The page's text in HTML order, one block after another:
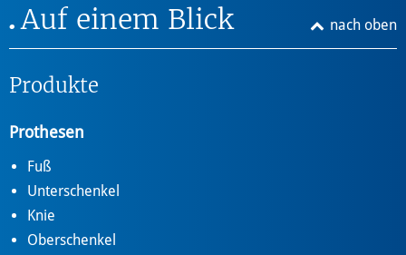
nach oben
Auf einem Blick
Produkte
Prothesen
Fuß
Unterschenkel
Knie
Oberschenkel